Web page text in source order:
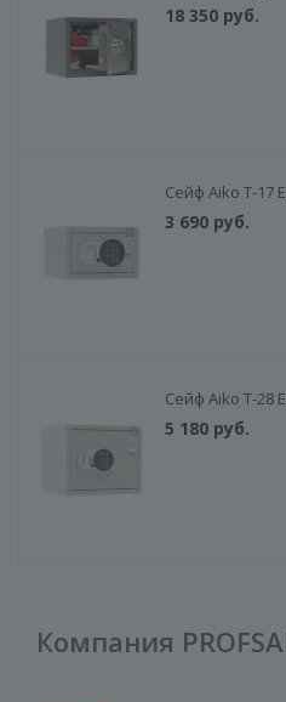
18 350 руб.
Сейф Aiko T-17
3 690 руб.
Сейф Aiko T-28
5 180 руб.
Компания